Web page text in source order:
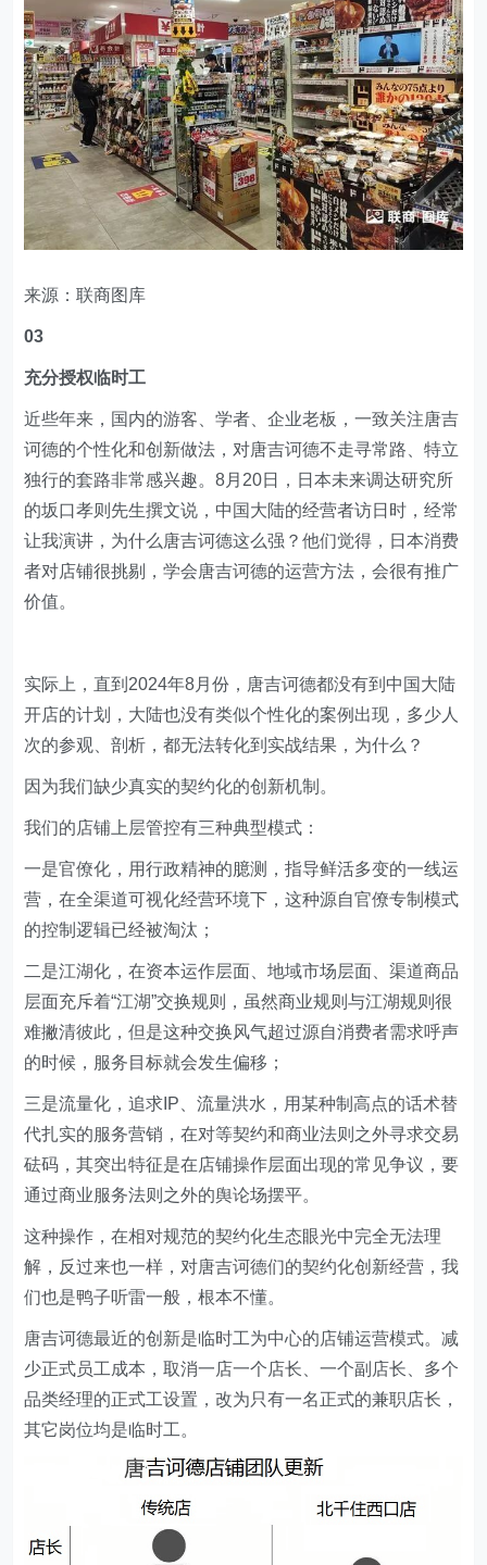
来源：联商图库
03
充分授权临时工
近些年来，国内的游客、学者、企业老板，一致关注唐吉
诃德的个性化和创新做法，对唐吉诃德不走寻常路、特立
独行的套路非常感兴趣。8月20日，日本未来调达研究所
的坂口孝则先生撰文说，中国大陆的经营者访日时，经常
让我演讲，为什么唐吉诃德这么强？他们觉得，日本消费
者对店铺很挑剔，学会唐吉诃德的运营方法，会很有推广
价值。
实际上，直到2024年8月份，唐吉诃德都没有到中国大陆
开店的计划，大陆也没有类似个性化的案例出现，多少人
次的参观、剖析，都无法转化到实战结果，为什么？
因为我们缺少真实的契约化的创新机制。
我们的店铺上层管控有三种典型模式：
一是官僚化，用行政精神的臆测，指导鲜活多变的一线运
营，在全渠道可视化经营环境下，这种源自官僚专制模式
的控制逻辑已经被淘汰；
二是江湖化，在资本运作层面、地域市场层面、渠道商品
层面充斥着“江湖”交换规则，虽然商业规则与江湖规则很
难撇清彼此，但是这种交换风气超过源自消费者需求呼声
的时候，服务目标就会发生偏移；
三是流量化，追求IP、流量洪水，用某种制高点的话术替
代扎实的服务营销，在对等契约和商业法则之外寻求交易
砝码，其突出特征是在店铺操作层面出现的常见争议，要
通过商业服务法则之外的舆论场摆平。
这种操作，在相对规范的契约化生态眼光中完全无法理
解，反过来也一样，对唐吉诃德们的契约化创新经营，我
们也是鸭子听雷一般，根本不懂。
唐吉诃德最近的创新是临时工为中心的店铺运营模式。减
少正式员工成本，取消一店一个店长、一个副店长、多个
品类经理的正式工设置，改为只有一名正式的兼职店长，
其它岗位均是临时工。